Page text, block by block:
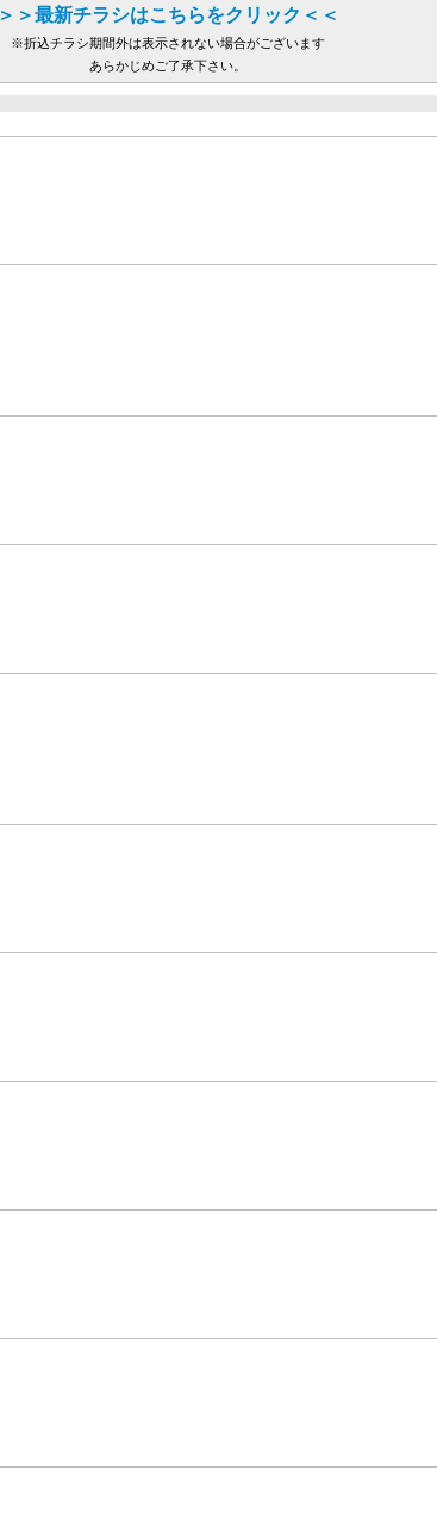
＞＞最新チラシはこちらをクリック＜＜
※折込チラシ期間外は表示されない場合がございます
あらかじめご了承下さい。